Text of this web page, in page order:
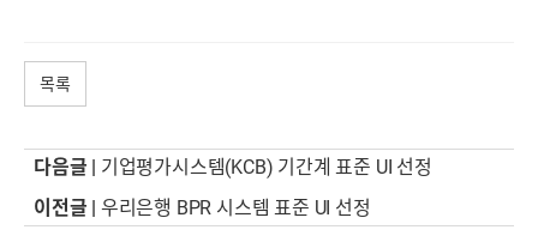
목록
다음글 | 기업평가시스템(KCB) 기간계 표준 UI 선정
이전글 | 우리은행 BPR 시스템 표준 UI 선정